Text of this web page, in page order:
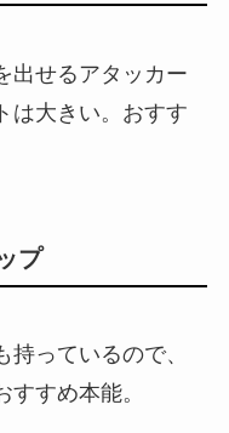
出せるアタッカー
は大きい。おすす
プ
っているので、
すめ本能。